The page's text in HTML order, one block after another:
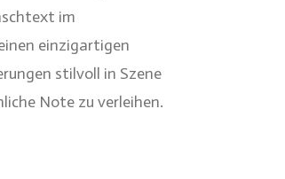
im
einzigartigen
stilvoll in Szene
Note zu verleihen.